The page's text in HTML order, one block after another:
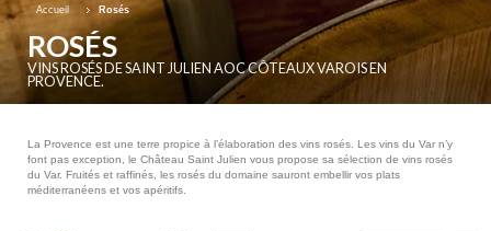
Accueil Rosés
ROSÉS
VINS ROSÉS DE SAINT JULIEN AOC CÔTEAUX VAROIS EN
PROVENCE.
La Provence est une terre propice à l’élaboration des vins rosés. Les vins du Var n’y
font pas exception, le Château Saint Julien vous propose sa sélection de vins rosés
du Var. Fruités et raffinés, les rosés du domaine sauront embellir vos plats
méditerranéens et vos apéritifs.